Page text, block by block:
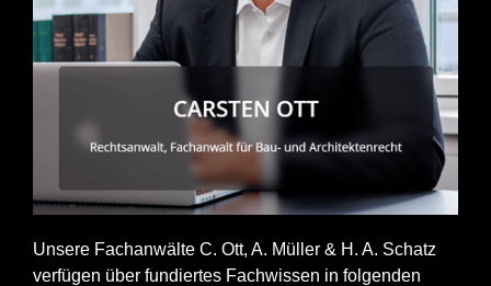
Unsere Fachanwälte C. Ott, A. Müller & H. A. Schatz
verfügen über fundiertes Fachwissen in folgenden